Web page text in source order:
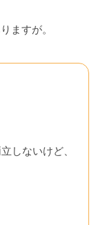
ますが。
しないけど、